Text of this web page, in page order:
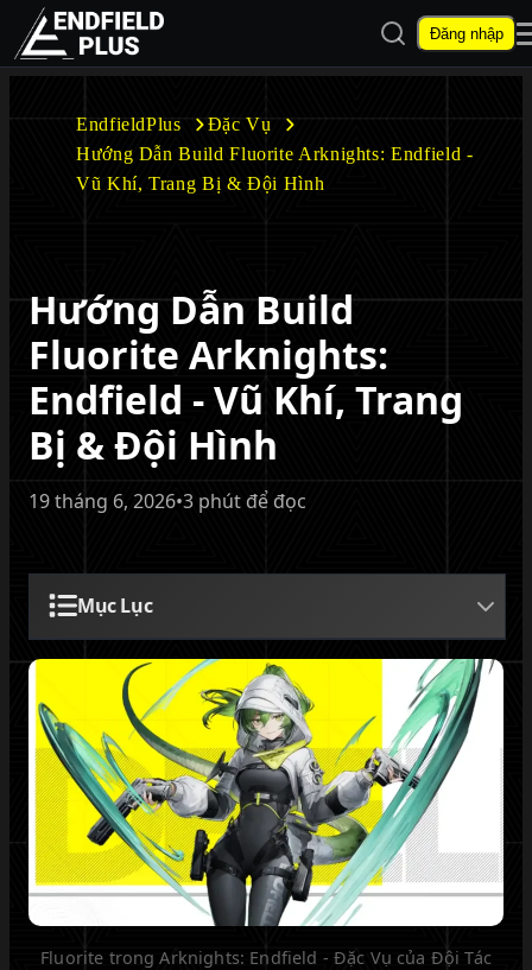
EndfieldPlus
menu con
menu con
Mở tìm kiếmĐăng nhập
EndfieldPlus
Đặc Vụ
Hướng Dẫn Build Fluorite Arknights: Endfield -
Vũ Khí, Trang Bị & Đội Hình
Hướng Dẫn Build
Fluorite Arknights:
Endfield - Vũ Khí, Trang
Bị & Đội Hình
19 tháng 6, 2026•3 phút để đọc
Mục Lục
Fluorite trong Arknights: Endfield - Đặc Vụ của Đội Tác